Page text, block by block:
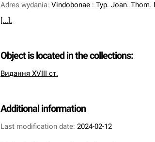
Adres wydania: Vindobonae : Typ. Joan. Thom.
[...].
Object is located in the collections:
Видання XVIII ст.
Additional information
Last modification date: 2024-02-12